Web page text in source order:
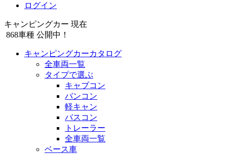
ログイン
キャンピングカー 現在
868車種 公開中！
キャンピングカーカタログ
全車両一覧
タイプで選ぶ
キャブコン
バンコン
軽キャン
バスコン
トレーラー
全車両一覧
ベース車